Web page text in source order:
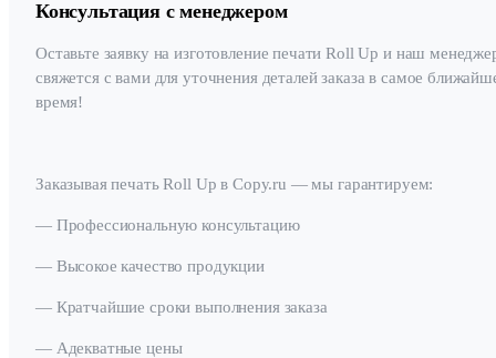
Консультация с менеджером
Оставьте заявку на изготовление печати Roll Up и наш
свяжется с вами для уточнения деталей заказа в самое
время!
Заказывая печать Roll Up в Copy.ru — мы гарантируем:
— Профессиональную консультацию
— Высокое качество продукции
— Кратчайшие сроки выполнения заказа
— Адекватные цены